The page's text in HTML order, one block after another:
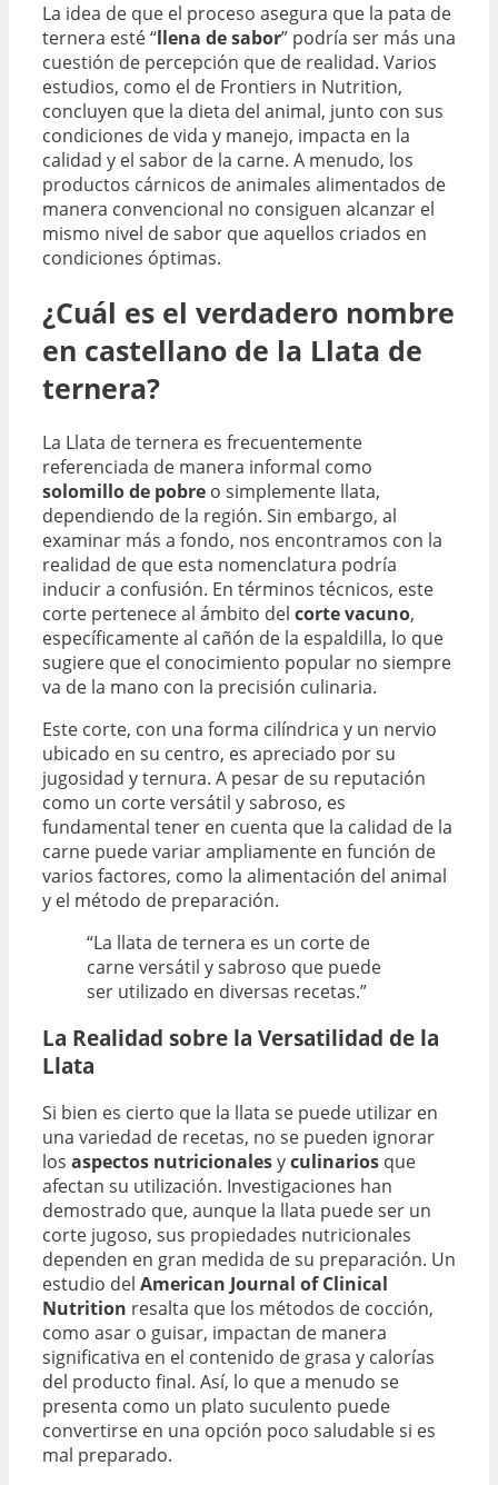
La idea de que el proceso asegura que la pata de
ternera esté “llena de sabor” podría ser más una
cuestión de percepción que de realidad. Varios
estudios, como el de Frontiers in Nutrition,
concluyen que la dieta del animal, junto con sus
condiciones de vida y manejo, impacta en la
calidad y el sabor de la carne. A menudo, los
productos cárnicos de animales alimentados de
manera convencional no consiguen alcanzar el
mismo nivel de sabor que aquellos criados en
condiciones óptimas.
¿Cuál es el verdadero nombre
en castellano de la Llata de
ternera?
La Llata de ternera es frecuentemente
referenciada de manera informal como
solomillo de pobre o simplemente llata,
dependiendo de la región. Sin embargo, al
examinar más a fondo, nos encontramos con la
realidad de que esta nomenclatura podría
inducir a confusión. En términos técnicos, este
corte pertenece al ámbito del corte vacuno,
específicamente al cañón de la espaldilla, lo que
sugiere que el conocimiento popular no siempre
va de la mano con la precisión culinaria.
Este corte, con una forma cilíndrica y un nervio
ubicado en su centro, es apreciado por su
jugosidad y ternura. A pesar de su reputación
como un corte versátil y sabroso, es
fundamental tener en cuenta que la calidad de la
carne puede variar ampliamente en función de
varios factores, como la alimentación del animal
y el método de preparación.
“La llata de ternera es un corte de
carne versátil y sabroso que puede
ser utilizado en diversas recetas.”
La Realidad sobre la Versatilidad de la
Llata
Si bien es cierto que la llata se puede utilizar en
una variedad de recetas, no se pueden ignorar
los aspectos nutricionalesyculinarios que
afectan su utilización. Investigaciones han
demostrado que, aunque la llata puede ser un
corte jugoso, sus propiedades nutricionales
dependen en gran medida de su preparación. Un
estudio del American Journal of Clinical
Nutrition resalta que los métodos de cocción,
como asar o guisar, impactan de manera
significativa en el contenido de grasa y calorías
del producto final. Así, lo que a menudo se
presenta como un plato suculento puede
convertirse en una opción poco saludable si es
mal preparado.